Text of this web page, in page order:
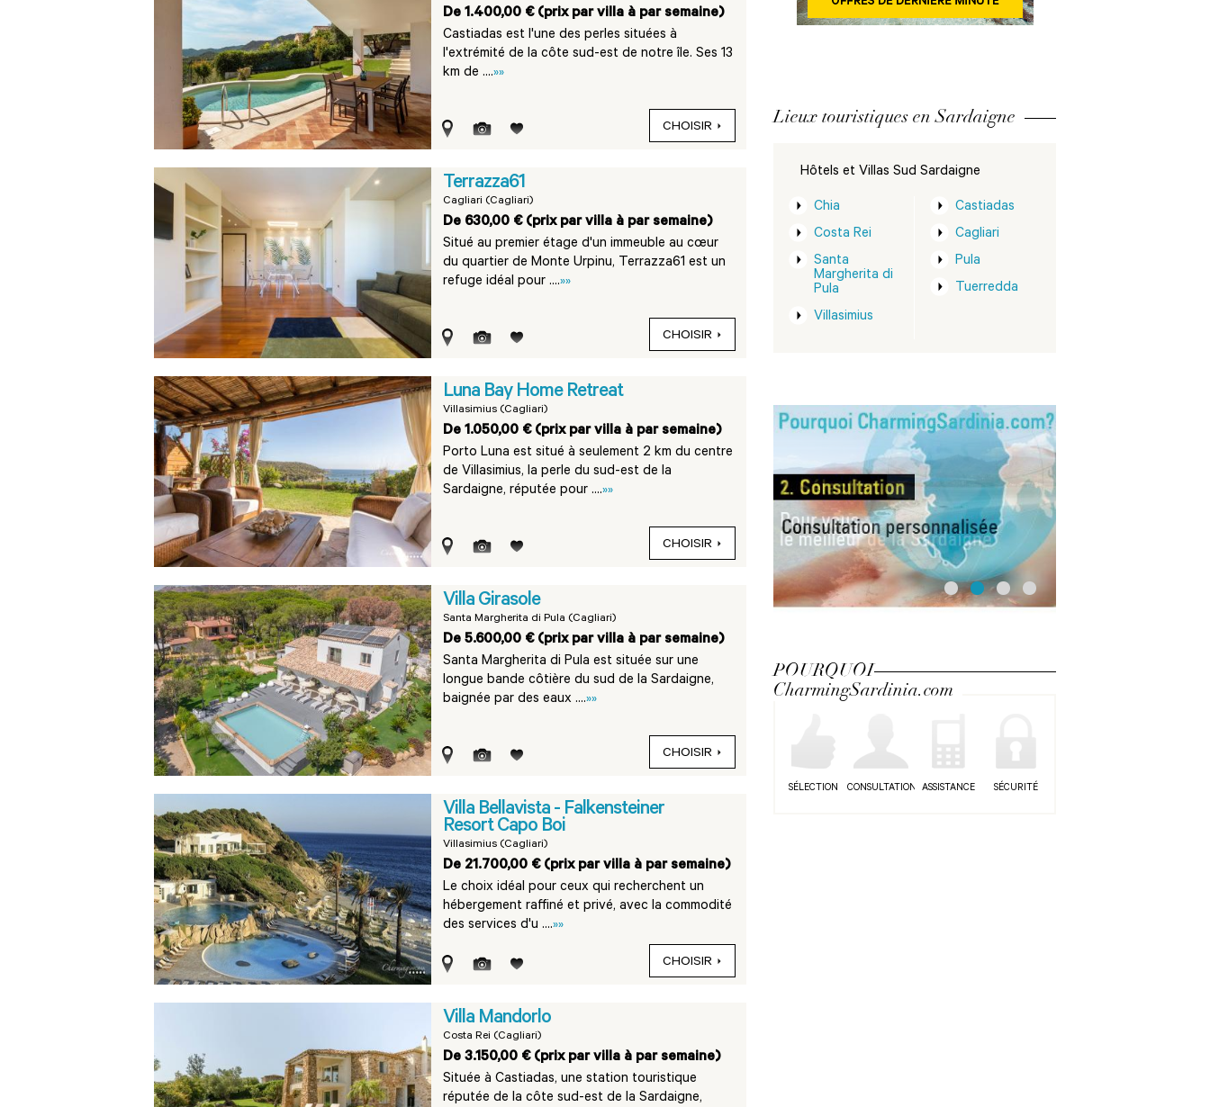
De 1.400,00 € (prix par villa à par semaine)
Castiadas est l'une des perles situées à
l'extrémité de la côte sud-est de notre île. Ses 13
km de ....»»
CHOISIR
Terrazza61
Cagliari (Cagliari)
De 630,00 € (prix par villa à par semaine)
Situé au premier étage d'un immeuble au cœur
du quartier de Monte Urpinu, Terrazza61 est un
refuge idéal pour ....»»
CHOISIR
Luna Bay Home Retreat
Villasimius (Cagliari)
De 1.050,00 € (prix par villa à par semaine)
Porto Luna est situé à seulement 2 km du centre
de Villasimius, la perle du sud-est de la
Sardaigne, réputée pour ....»»
CHOISIR
Villa Girasole
Santa Margherita di Pula (Cagliari)
De 5.600,00 € (prix par villa à par semaine)
Santa Margherita di Pula est située sur une
longue bande côtière du sud de la Sardaigne,
baignée par des eaux ....»»
CHOISIR
Villa Bellavista - Falkensteiner
Resort Capo Boi
Villasimius (Cagliari)
De 21.700,00 € (prix par villa à par semaine)
Le choix idéal pour ceux qui recherchent un
hébergement raffiné et privé, avec la commodité
des services d'u ....»»
CHOISIR
Villa Mandorlo
Costa Rei (Cagliari)
De 3.150,00 € (prix par villa à par semaine)
Située à Castiadas, une station touristique
réputée de la côte sud-est de la Sardaigne,
Lieux touristiques en Sardaigne
Hôtels et Villas Sud Sardaigne
Chia
Costa Rei
Santa
Margherita di
Pula
Villasimius
Castiadas
Cagliari
Pula
Tuerredda
POURQUOI
CharmingSardinia.com
SÉLECTION CONSULTATION ASSISTANCE SÉCURITÉ